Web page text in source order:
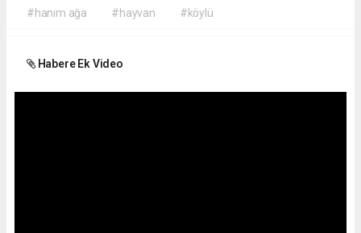
#hanım ağa #hayvan #köylü
Habere Ek Video